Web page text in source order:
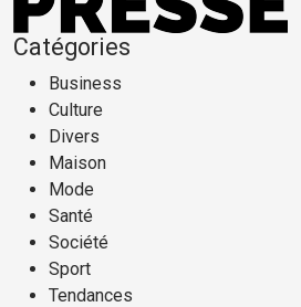
Catégories
Business
Culture
Divers
Maison
Mode
Santé
Société
Sport
Tendances